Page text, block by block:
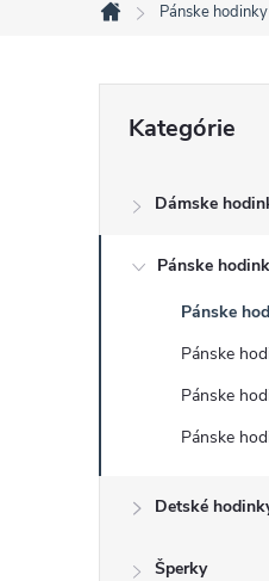
Domov
Pánske hodinky
č
a
kategórie
Kategórie
Dámske
Pánske
Pánske
Pánske
Pánske
Pánske
Detské
Šperky